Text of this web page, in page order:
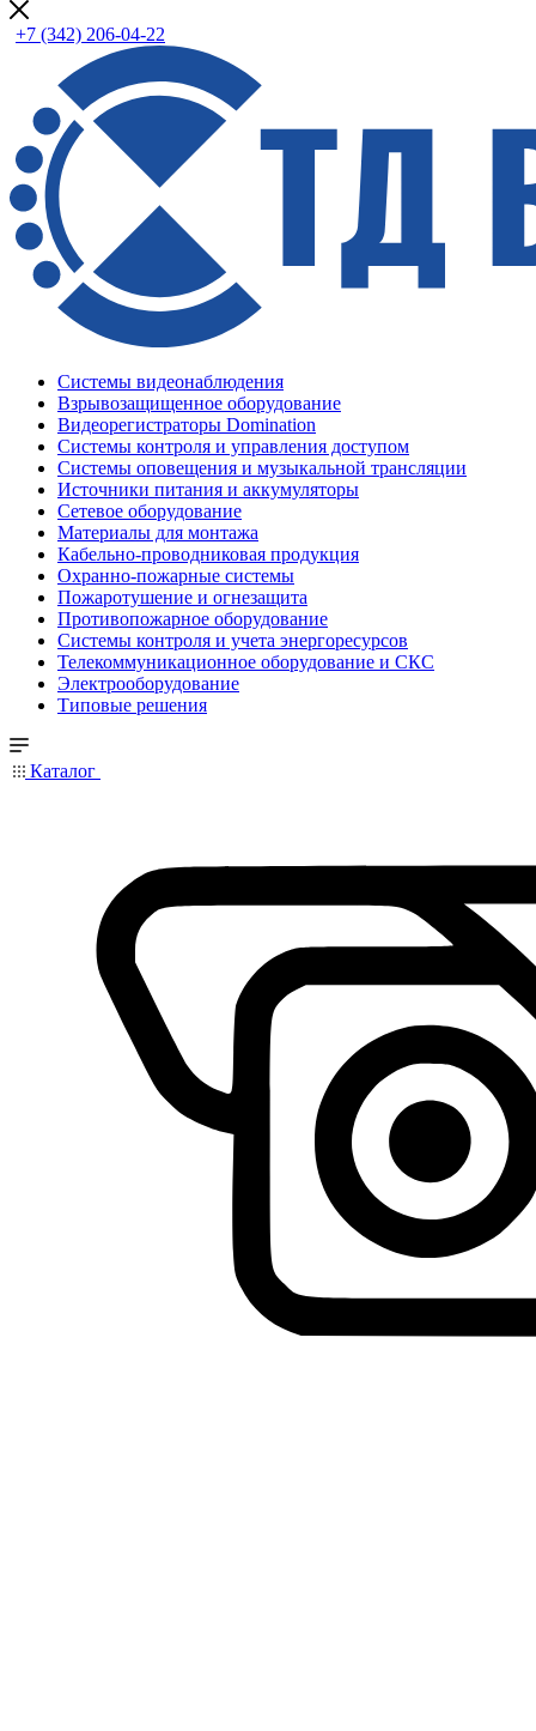
+7 (342) 206-04-22
Системы видеонаблюдения
Взрывозащищенное оборудование
Видеорегистраторы Domination
Системы контроля и управления доступом
Системы оповещения и музыкальной трансляции
Источники питания и аккумуляторы
Сетевое оборудование
Материалы для монтажа
Кабельно-проводниковая продукция
Охранно-пожарные системы
Пожаротушение и огнезащита
Противопожарное оборудование
Системы контроля и учета энергоресурсов
Телекоммуникационное оборудование и СКС
Электрооборудование
Типовые решения
Каталог